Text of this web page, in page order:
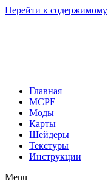
Перейти к содержимому
Главная
MCPE
Моды
Карты
Шейдеры
Текстуры
Инструкции
Menu